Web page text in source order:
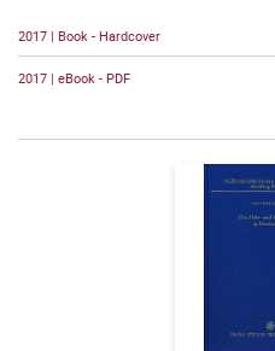
2017 | Book - Hardcover
2017 | eBook - PDF